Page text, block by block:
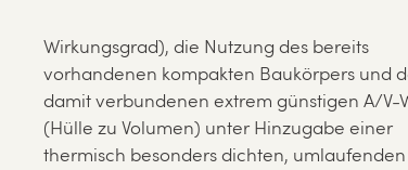
Wirkungsgrad), die Nutzung des bereits
vorhandenen kompakten Baukörpers und
damit verbundenen extrem günstigen A/V-
(Hülle zu Volumen) unter Hinzugabe einer
thermisch besonders dichten, umlaufenden